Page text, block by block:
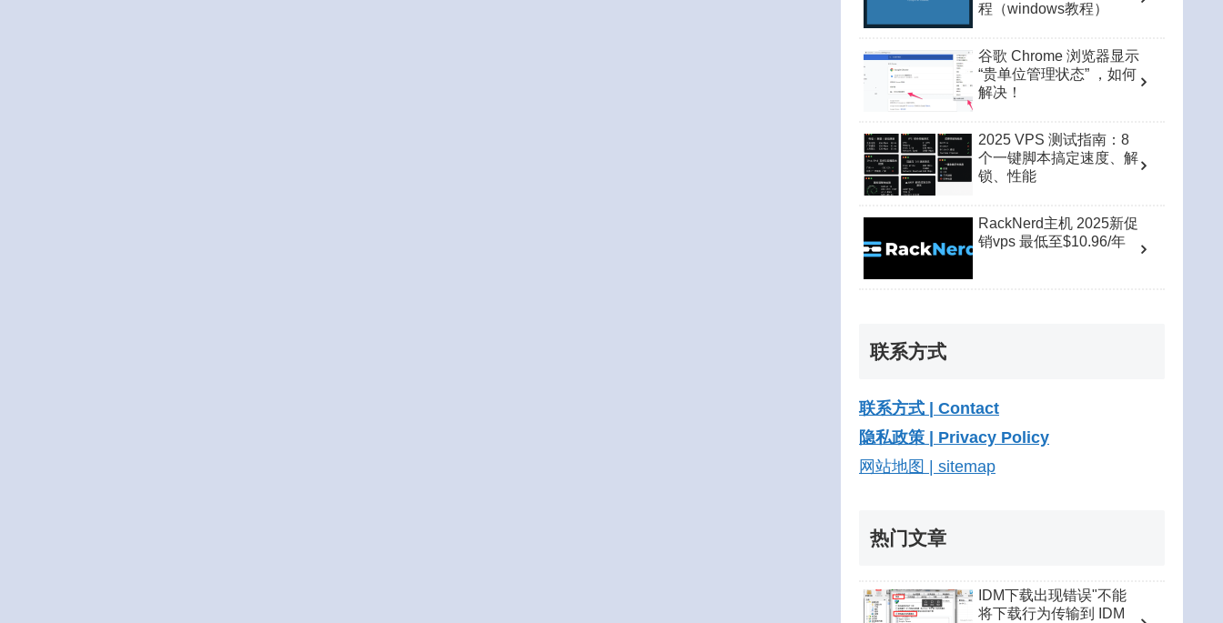
程（windows教程）
谷歌 Chrome 浏览器显示
“贵单位管理状态” ，如何
解决！
2025 VPS 测试指南：8
个一键脚本搞定速度、解
锁、性能
RackNerd主机 2025新促
销vps 最低至$10.96/年
联系方式
联系方式 | Contact
隐私政策 | Privacy Policy
网站地图 | sitemap
热门文章
IDM下载出现错误"不能
将下载行为传输到 IDM